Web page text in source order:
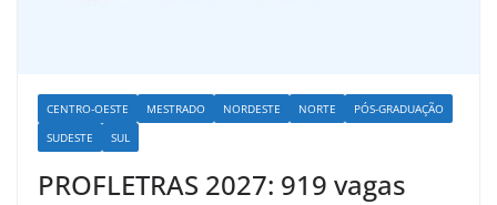
CENTRO-OESTE MESTRADO NORDESTE NORTE
PÓS-GRADUAÇÃO
SUDESTE
SUL
PROFLETRAS 2027: 919 vagas